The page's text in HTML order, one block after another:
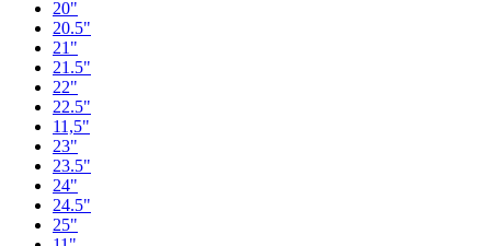
20"
20.5"
21"
21.5"
22"
22.5"
11,5"
23"
23.5"
24"
24.5"
25"